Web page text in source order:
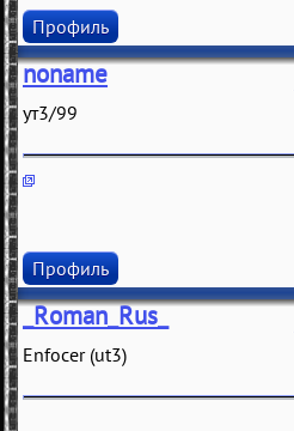
Профиль
noname
ут3/99
Профиль
_Roman_Rus_
Enfocer (ut3)